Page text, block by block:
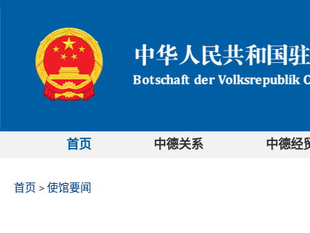
首页 中德关系 中德经
首页 > 使馆要闻